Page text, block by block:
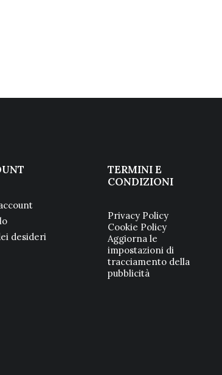
desideri
TERMINI E
CONDIZIONI
Privacy Policy
Cookie Policy
Aggiorna le
impostazioni di
tracciamento della
pubblicità